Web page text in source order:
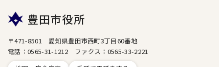
豊田市役所
〒471-8501 愛知県豊田市西町3丁目60番地
電話：0565-31-1212 ファクス：0565-33-2221